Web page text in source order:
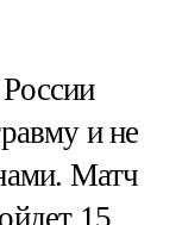
и не
Матч
15